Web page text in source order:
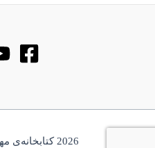
2026 کتابخانه‌ی مهرگان ©Copyright